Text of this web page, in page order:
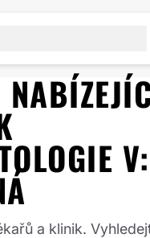
V:
a klinik.